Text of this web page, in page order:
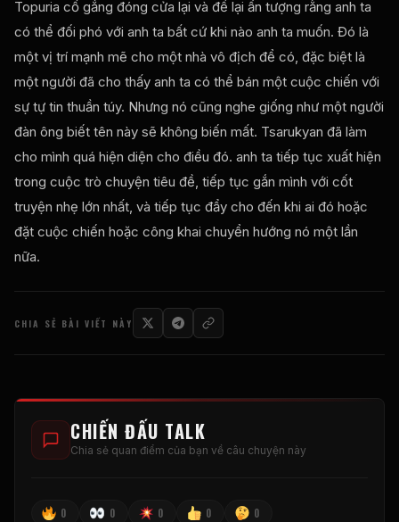
Topuria cố gắng đóng cửa lại và để lại ấn tượng rằng anh ta
có thể đối phó với anh ta bất cứ khi nào anh ta muốn. Đó là
một vị trí mạnh mẽ cho một nhà vô địch để có, đặc biệt là
một người đã cho thấy anh ta có thể bán một cuộc chiến với
sự tự tin thuần túy. Nhưng nó cũng nghe giống như một người
đàn ông biết tên này sẽ không biến mất. Tsarukyan đã làm
cho mình quá hiện diện cho điều đó. anh ta tiếp tục xuất hiện
trong cuộc trò chuyện tiêu đề, tiếp tục gắn mình với cốt
truyện nhẹ lớn nhất, và tiếp tục đẩy cho đến khi ai đó hoặc
đặt cuộc chiến hoặc công khai chuyển hướng nó một lần
nữa.
CHIA SẺ BÀI VIẾT NÀY
CHIẾN ĐẤU TALK
Chia sẻ quan điểm của bạn về câu chuyện này
0 0 0 0 0